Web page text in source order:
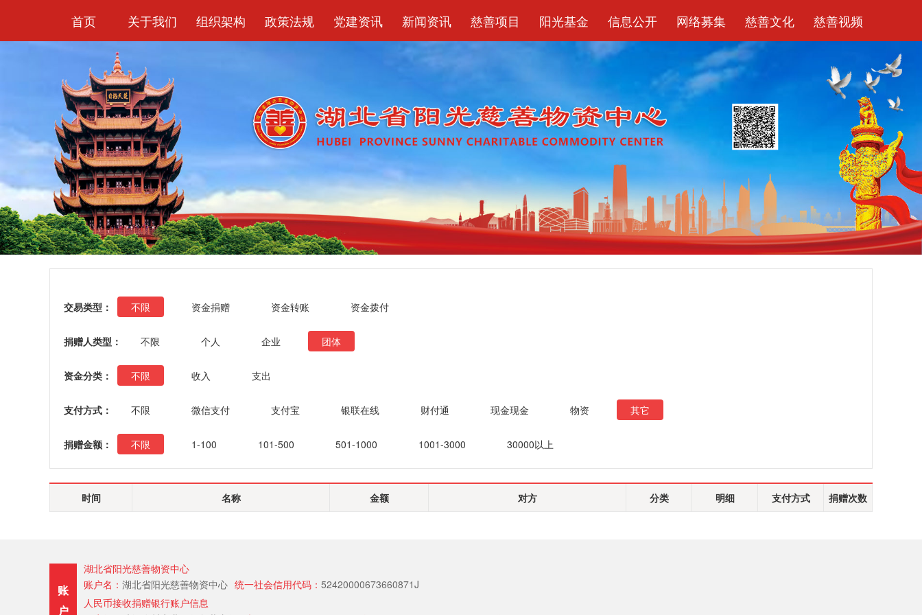
首页 关于我们 组织架构 政策法规 党建资讯 新闻资讯 慈善项目 阳光基金 信息公开 网络募集 慈善文化 慈善视频
交易类型： 不限 资金捐赠 资金转账 资金拨付
捐赠人类型： 不限 个人 企业 团体
资金分类： 不限 收入 支出
支付方式： 不限 微信支付 支付宝 银联在线 财付通 现金现金 物资 其它
捐赠金额： 不限 1-100 101-500 501-1000 1001-3000 30000以上
时间 名称 金额 对方 分类 明细 支付方式 捐赠次数
账
户
湖北省阳光慈善物资中心
账户名： 湖北省阳光慈善物资中心 统一社会信用代码： 52420000673660871J
人民币接收捐赠银行账户信息